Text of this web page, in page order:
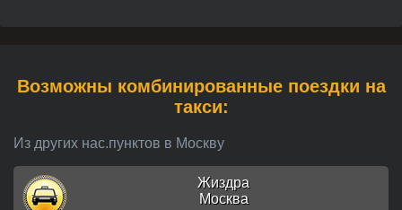
Возможны комбинированные поездки на
такси:
Из других нас.пунктов в Москву
Жиздра
Москва